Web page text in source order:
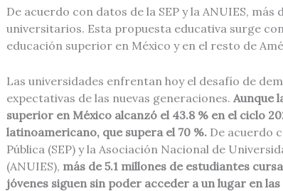
De acuerdo con datos de la SEP y la ANUIES,
universitarios. Esta propuesta educativa surge
educación superior en México y en el resto de
Las universidades enfrentan hoy el desafío de
expectativas de las nuevas generaciones. Aunque
superior en México alcanzó el 43.8 % en el ciclo
latinoamericano, que supera el 70 %.De acuerdo
Pública (SEP) y la Asociación Nacional de
(ANUIES), más de 5.1 millones de estudiantes
jóvenes siguen sin poder acceder a un lugar en